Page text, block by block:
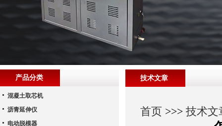
技术文章
首页 >>> 技术文
产品分类
混凝土取芯机
沥青延伸仪
电动脱模器